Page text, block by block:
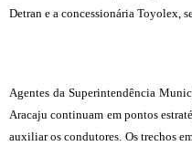
Detran e a concessionária Toyolex,
Agentes da Superintendência
Aracaju continuam em pontos
auxiliar os condutores. Os trechos